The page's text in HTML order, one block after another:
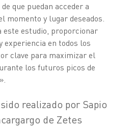
que puedan acceder a
momento y lugar deseados.
este estudio, proporcionar
experiencia en todos los
clave para maximizar el
los futuros picos de
realizado por Sapio
de Zetes